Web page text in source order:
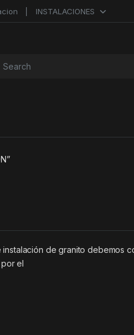
INSTALACIONES
instalación de granito
el